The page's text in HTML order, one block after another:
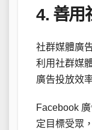
4. 善用
社群媒體廣
利用社群媒
廣告投放效
Facebook
定目標受眾